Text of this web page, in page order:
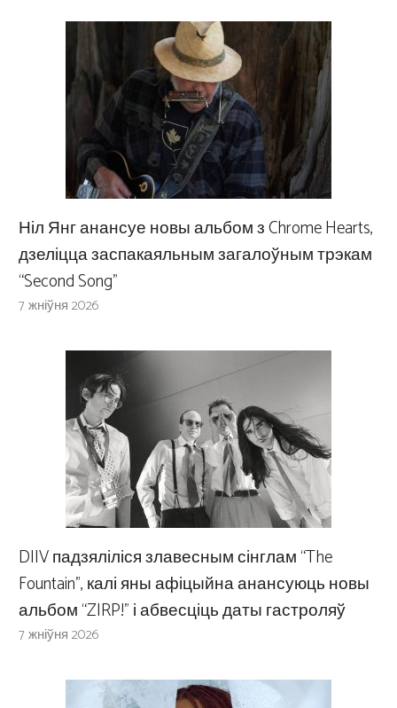
Ніл Янг анансуе новы альбом з Chrome Hearts,
дзеліцца заспакаяльным загалоўным трэкам
“Second Song”
7 жніўня 2026
DIIV падзяліліся злавесным сінглам “The
Fountain”, калі яны афіцыйна анансуюць новы
альбом “ZIRP!” і абвесціць даты гастроляў
7 жніўня 2026